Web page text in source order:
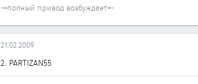
-=полный привод возбуждает=-
21.02.2009
2. PARTIZAN55